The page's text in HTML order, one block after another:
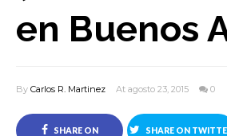
en Buenos
By Carlos R. Martinez At agosto 23, 2015 0
SHARE ON SHARE ON